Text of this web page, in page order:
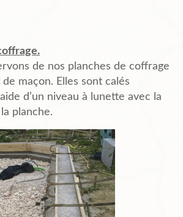
Contact
de nos planches de coffrage
maçon. Elles sont calés
d’un niveau à lunette avec la
planche.